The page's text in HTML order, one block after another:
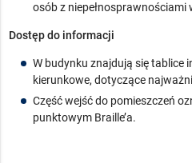
osób z niepełnosprawnościami
Dostęp do informacji
W budynku znajdują się tablice
kierunkowe, dotyczące
Część wejść do pomieszczeń
punktowym Braille’a.